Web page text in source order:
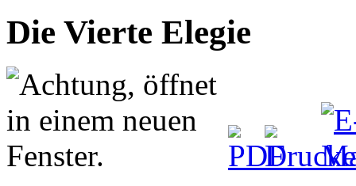
Die Vierte Elegie